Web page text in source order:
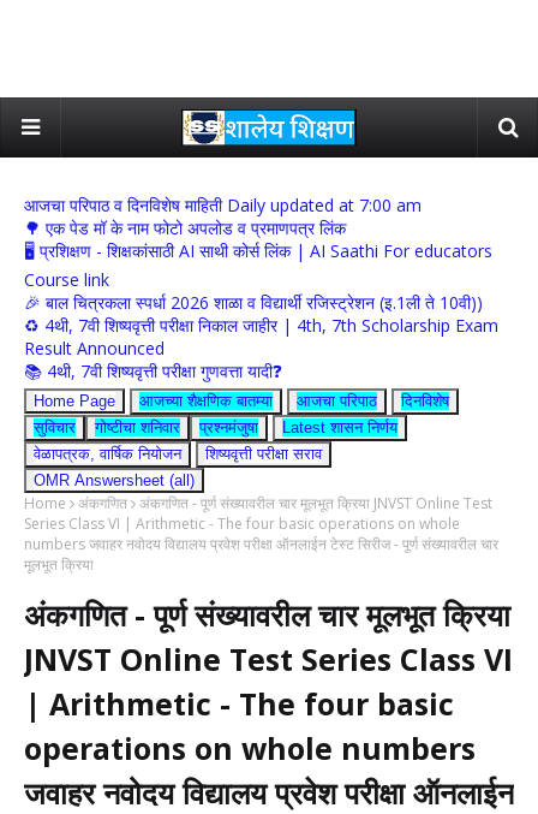
आजचा परिपाठ व दिनविशेष माहिती Daily updated at 7:00 am
🌳 एक पेड मॉ के नाम फोटो अपलोड व प्रमाणपत्र लिंक
🖥 प्रशिक्षण - शिक्षकांसाठी AI साथी कोर्स लिंक | AI Saathi For educators
Course link
🎉 बाल चित्रकला स्पर्धा 2026 शाळा व विद्यार्थी रजिस्ट्रेशन (इ.1ली ते 10वी))
♻️ 4थी, 7वी शिष्यवृत्ती परीक्षा निकाल जाहीर | 4th, 7th Scholarship Exam
Result Announced
📚 4थी, 7वी शिष्यवृत्ती परीक्षा गुणवत्ता यादी❓
Home Page आजच्या शैक्षणिक बातम्या आजचा परिपाठ
दिनविशेष
सुविचार
गोष्टीचा शनिवार प्रश्नमंजुषा
Latest शासन निर्णय
वेळापत्रक, वार्षिक नियोजन
शिष्यवृत्ती परीक्षा सराव
OMR Answersheet (all)
Home अंकगणित अंकगणित - पूर्ण संख्यावरील चार मूलभूत क्रिया JNVST Online Test
Series Class VI | Arithmetic - The four basic operations on whole
numbers जवाहर नवोदय विद्यालय प्रवेश परीक्षा ऑनलाईन टेस्ट सिरीज - पूर्ण संख्यावरील चार
मूलभूत क्रिया
अंकगणित - पूर्ण संख्यावरील चार मूलभूत क्रिया
JNVST Online Test Series Class VI
| Arithmetic - The four basic
operations on whole numbers
जवाहर नवोदय विद्यालय प्रवेश परीक्षा ऑनलाईन